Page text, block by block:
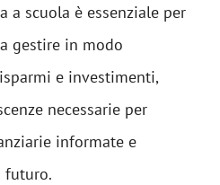
a scuola è essenziale per
gestire in modo
e investimenti,
necessarie per
informate e
futuro.